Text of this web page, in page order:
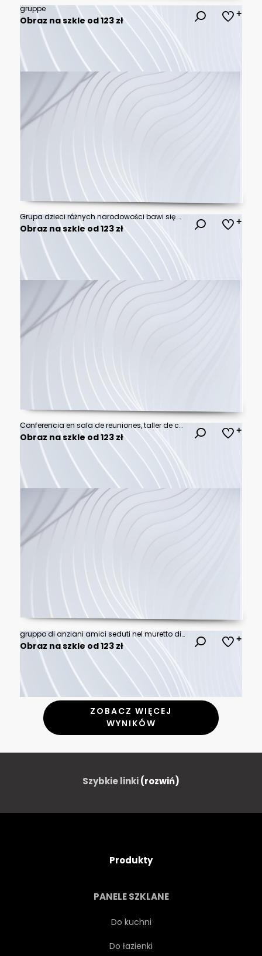
gruppe
Obraz na szkle od 123 zł
Grupa dzieci różnych narodowości bawi się wesoło na kolorowym placu zabaw, ich śmiech wypełnia powietrze radością.
Obraz na szkle od 123 zł
Conferencia en sala de reuniones, taller de capacitación asiática, planificación con el equipo en la oficina corporativa, seminario de capacitación para eventos empresariales, idea creativa de coopera
Obraz na szkle od 123 zł
gruppo di anziani amici seduti nel muretto di un porto di mare, si rilassano chiacchierando felici.
Obraz na szkle od 123 zł
ZOBACZ WIĘCEJ
WYNIKÓW
Szybkie linki(rozwiń)
Produkty
PANELE SZKLANE
Do kuchni
Do łazienki